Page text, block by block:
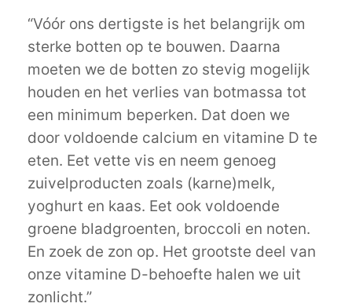
“Vóór ons dertigste is het belangrijk om
sterke botten op te bouwen. Daarna
moeten we de botten zo stevig mogelijk
houden en het verlies van botmassa tot
een minimum beperken. Dat doen we
door voldoende calcium en vitamine D te
eten. Eet vette vis en neem genoeg
zuivelproducten zoals (karne)melk,
yoghurt en kaas. Eet ook voldoende
groene bladgroenten, broccoli en noten.
En zoek de zon op. Het grootste deel van
onze vitamine D-behoefte halen we uit
zonlicht.”